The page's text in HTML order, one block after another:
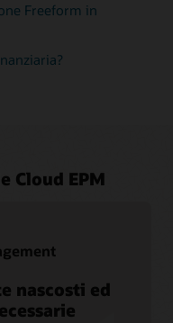
Freeform in
Cloud EPM
nascosti ed